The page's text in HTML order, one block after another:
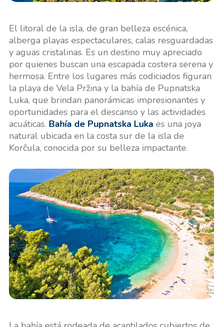
El litoral de la isla, de gran belleza escénica,
alberga playas espectaculares, calas resguardadas
y aguas cristalinas. Es un destino muy apreciado
por quienes buscan una escapada costera serena y
hermosa. Entre los lugares más codiciados figuran
la playa de Vela Pržina y la bahía de Pupnatska
Luka, que brindan panorámicas impresionantes y
oportunidades para el descanso y las actividades
acuáticas. Bahía de Pupnatska Luka es una joya
natural ubicada en la costa sur de la isla de
Korčula, conocida por su belleza impactante.